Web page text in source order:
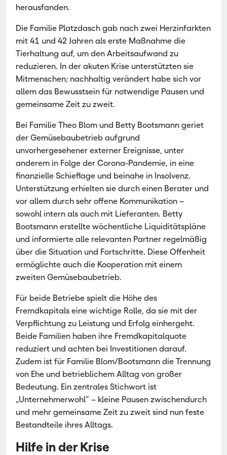
herausfanden.
Die Familie Platzdasch gab nach zwei Herzinfarkten
mit 41 und 42 Jahren als erste Maßnahme die
Tierhaltung auf, um den Arbeitsaufwand zu
reduzieren. In der akuten Krise unterstützten sie
Mitmenschen; nachhaltig verändert habe sich vor
allem das Bewusstsein für notwendige Pausen und
gemeinsame Zeit zu zweit.
Bei Familie Theo Blom und Betty Bootsmann geriet
der Gemüsebaubetrieb aufgrund
unvorhergesehener externer Ereignisse, unter
anderem in Folge der Corona-Pandemie, in eine
finanzielle Schieflage und beinahe in Insolvenz.
Unterstützung erhielten sie durch einen Berater und
vor allem durch sehr offene Kommunikation –
sowohl intern als auch mit Lieferanten. Betty
Bootsmann erstellte wöchentliche Liquiditätspläne
und informierte alle relevanten Partner regelmäßig
über die Situation und Fortschritte. Diese Offenheit
ermöglichte auch die Kooperation mit einem
zweiten Gemüsebaubetrieb.
Für beide Betriebe spielt die Höhe des
Fremdkapitals eine wichtige Rolle, da sie mit der
Verpflichtung zu Leistung und Erfolg einhergeht.
Beide Familien haben ihre Fremdkapitalquote
reduziert und achten bei Investitionen darauf.
Zudem ist für Familie Blom/Bootsmann die Trennung
von Ehe und betrieblichem Alltag von großer
Bedeutung. Ein zentrales Stichwort ist
„Unternehmerwohl“ – kleine Pausen zwischendurch
und mehr gemeinsame Zeit zu zweit sind nun feste
Bestandteile ihres Alltags.
Hilfe in der Krise